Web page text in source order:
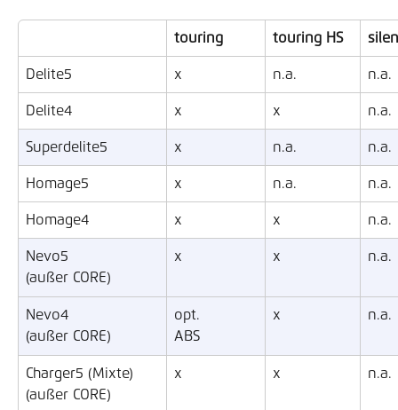
touring touring HS
Delite5 x n.a. n.a.
Delite4 x x n.a.
Superdelite5 x n.a. n.a.
Homage5 x n.a. n.a.
Homage4 x x n.a.
Nevo5
(außer CORE)
x x n.a.
Nevo4
(außer CORE)
opt.
ABS
x n.a.
Charger5 (Mixte)
(außer CORE)
x x n.a.